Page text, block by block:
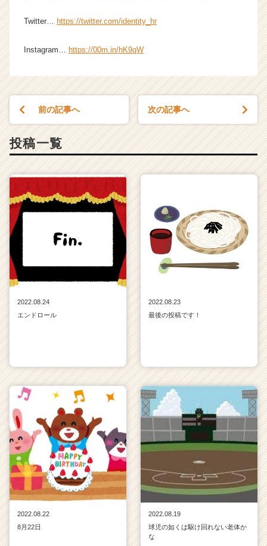
a
e
Twitter… https://twitter.com/identity_hr
Instagram… https://00m.in/hK9qW
前の記事へ 次の記事へ
投稿一覧
2022.08.24
エンドロール
2022.08.23
最後の投稿です！
2022.08.22
8月22日
2022.08.19
球児の如くは駆け回れない老体か
な